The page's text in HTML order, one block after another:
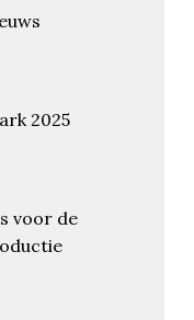
2025
voor de